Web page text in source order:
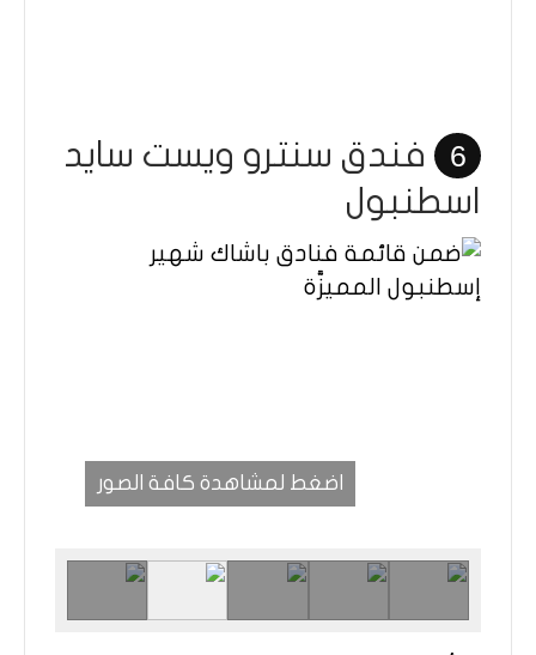
6
فندق سنترو ويست سايد
اسطنبول
اضغط لمشاهدة كافة الصور